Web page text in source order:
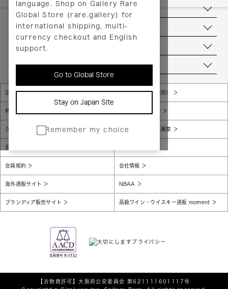
language. Shop on Gallery Rare
Global Store (rare.gallery) for
international shipping, multi-
currency checkout and English
support.
Go to Global Store
Stay on Japan Site
Remember my choice
ヘルプ
お問い合わせ
当店について
店舗一覧 販売規約（店頭販売）
特定商取引法に基づく表示 個人情報保護方針
グローバルプライバシーポリシー コンプライアンス憲章
反社会的勢力に対する基本方針
会員規約 会社情報
海外通販サイト NBAA
ブランディア販売サイト 高級ワイン・ウイスキー通販 moment
【古物商許可】大阪府公安委員会 第621111601117号